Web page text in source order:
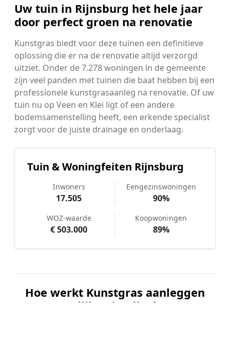
Uw tuin in Rijnsburg het hele jaar
door perfect groen na renovatie
Kunstgras biedt voor deze tuinen een definitieve
oplossing die er na de renovatie altijd verzorgd
uitziet. Onder de 7.278 woningen in de gemeente
zijn veel panden met tuinen die baat hebben bij een
professionele kunstgrasaanleg na renovatie. Of uw
tuin nu op Veen en Klei ligt of een andere
bodemsamenstelling heeft, een erkende specialist
zorgt voor de juiste drainage en onderlaag.
Tuin & Woningfeiten Rijnsburg
Inwoners
17.505
Eengezinswoningen
90%
WOZ-waarde
€ 503.000
Koopwoningen
89%
Hoe werkt Kunstgras aanleggen
vergelijken in Rijnsburg?